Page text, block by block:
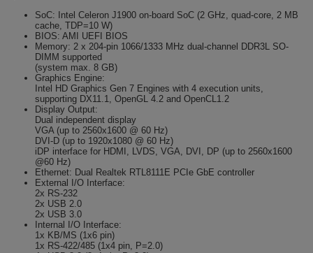
SoC: Intel Celeron J1900 on-board SoC (2 GHz, quad-core, 2 MB
cache, TDP=10 W)
BIOS: AMI UEFI BIOS
Memory: 2 x 204-pin 1066/1333 MHz dual-channel DDR3L SO-
DIMM supported
(system max. 8 GB)
Graphics Engine:
Intel HD Graphics Gen 7 Engines with 4 execution units,
supporting DX11.1, OpenGL 4.2 and OpenCL1.2
Display Output:
Dual independent display
VGA (up to 2560x1600 @ 60 Hz)
DVI-D (up to 1920x1080 @ 60 Hz)
iDP interface for HDMI, LVDS, VGA, DVI, DP (up to 2560x1600
@60 Hz)
Ethernet: Dual Realtek RTL8111E PCIe GbE controller
External I/O Interface:
2x RS-232
2x USB 2.0
2x USB 3.0
Internal I/O Interface:
1x KB/MS (1x6 pin)
1x RS-422/485 (1x4 pin, P=2.0)